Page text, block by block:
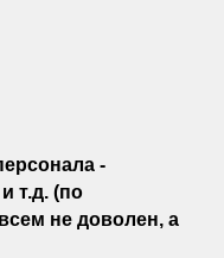
-
т.д. (по
не доволен, а